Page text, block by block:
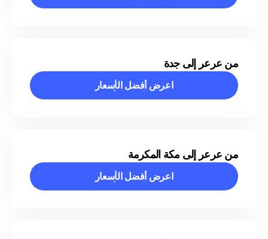
اعرض أفضل الأسعار
من عرعر إلى جدة
اعرض أفضل الأسعار
اعرض أفضل الأسعار
من عرعر إلى مكة المكرمة
اعرض أفضل الأسعار
اعرض أفضل الأسعار